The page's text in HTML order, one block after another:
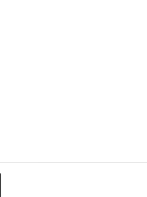
Imprimer